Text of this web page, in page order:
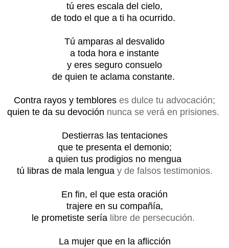
tú eres escala del cielo,
de todo el que a ti ha ocurrido.
Tú amparas al desvalido
a toda hora e instante
y eres seguro consuelo
de quien te aclama constante.
Contra rayos y temblores es dulce tu advocación;
quien te da su devoción nunca se verá en prisiones.
Destierras las tentaciones
que te presenta el demonio;
a quien tus prodigios no mengua
tú libras de mala lengua y de falsos testimonios.
En fin, el que esta oración
trajere en su compañía,
le prometiste sería libre de persecución.
La mujer que en la aflicción